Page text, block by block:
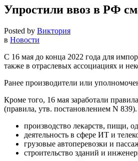
Упростили ввоз в РФ
Posted by Виктория
в Новости
С 16 мая до конца 2022 года для
также в отраслевых ассоциациях и
Ранее производители или
Кроме того, 16 мая заработали
(правила, утв. постановлением N
производство лекарств, пищи,
деятельность в сфере ИТ и
грузовые автоперевозки и
строительство зданий и